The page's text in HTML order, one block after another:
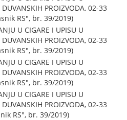
PROIZVODA, 02-33
RS", br. 39/2019)
U CIGARE I UPISU U
PROIZVODA, 02-33
RS", br. 39/2019)
U CIGARE I UPISU U
PROIZVODA, 02-33
RS", br. 39/2019)
U CIGARE I UPISU U
PROIZVODA, 02-33
RS", br. 39/2019)